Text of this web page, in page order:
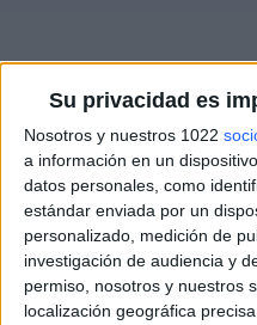
Su privacidad es
Nosotros y nuestros 1022
a información en un
datos personales, como
estándar enviada por un
personalizado, medición de
investigación de audiencia y
permiso, nosotros y nuestros
localización geográfica